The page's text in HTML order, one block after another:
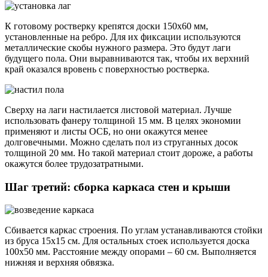
К готовому ростверку крепятся доски 150х60 мм,
установленные на ребро. Для их фиксации используются
металлические скобы нужного размера. Это будут лаги
будущего пола. Они выравниваются так, чтобы их верхний
край оказался вровень с поверхностью ростверка.
Сверху на лаги настилается листовой материал. Лучше
использовать фанеру толщиной 15 мм. В целях экономии
применяют и листы ОСБ, но они окажутся менее
долговечными. Можно сделать пол из струганных досок
толщиной 20 мм. Но такой материал стоит дороже, а работы
окажутся более трудозатратными.
Шаг третий: сборка каркаса стен и крыши
Сбивается каркас строения. По углам устанавливаются стойки
из бруса 15х15 см. Для остальных стоек используется доска
100х50 мм. Расстояние между опорами – 60 см. Выполняется
нижняя и верхняя обвязка.